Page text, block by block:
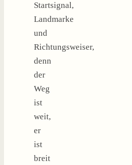
Startsignal,
Landmarke
und
Richtungsweiser,
denn
der
Weg
ist
weit,
er
ist
breit